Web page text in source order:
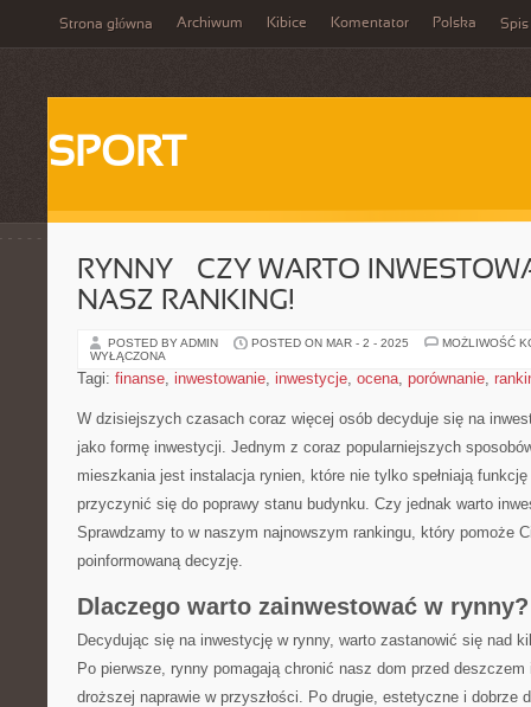
Strona główna Archiwum Kibice Komentator Polska Spis
SPORT
RYNNY – CZY WARTO
NASZ RANKING!
POSTED BY ADMIN POSTED ON MAR - 2 - 2025
MOŻLIWOŚĆ
WYŁĄCZONA
Tagi: finanse, inwestowanie, inwestycje, ocena, porównanie,
W dzisiejszych czasach coraz więcej osób decyduje się ‍na
jako formę inwestycji. Jednym z coraz popularniejszych
mieszkania jest instalacja rynien, które ​nie ‍tylko spełniają
przyczynić się do ​poprawy stanu budynku.⁢ Czy jednak warto
Sprawdzamy to w naszym najnowszym⁣ rankingu, który​ pomoże
⁤poinformowaną decyzję.
Dlaczego warto zainwestować w rynny?
Decydując się na ⁣inwestycję w rynny, warto zastanowić się nad
Po pierwsze, rynny pomagają chronić nasz ⁤dom przed
droższej naprawie w przyszłości. Po​ drugie, estetyczne i dobrze